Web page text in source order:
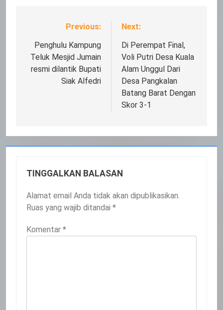
Navigasi
pos
Previous:
Penghulu Kampung
Teluk Mesjid Jumain
resmi dilantik Bupati
Siak Alfedri
Next:
Di Perempat Final,
Voli Putri Desa Kuala
Alam Unggul Dari
Desa Pangkalan
Batang Barat Dengan
Skor 3-1
TINGGALKAN BALASAN
Alamat email Anda tidak akan dipublikasikan.
Ruas yang wajib ditandai *
Komentar *